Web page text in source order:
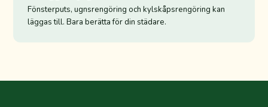
Fönsterputs, ugnsrengöring och kylskåpsrengöring kan
läggas till. Bara berätta för din städare.